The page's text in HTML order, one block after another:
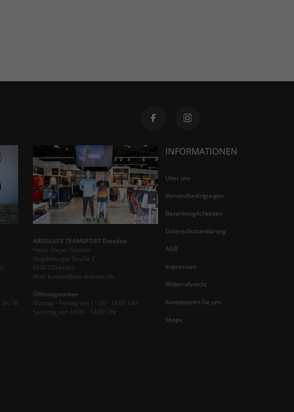
18
ABSOLUTE TEAMSPORT Dresden
Heinz-Steyer-Stadion
Magdeburger Straße 2
01067 Dresden
Mail: kontakt@ats-dresden.de
Öffnungszeiten
Montag - Freitag von 11:00 - 19:00 Uhr
Samstag von 10:00 - 14:00 Uhr
INFORMATIONEN
Über uns
Versandbedingungen
Bezahlmöglichkeiten
Datenschutzerklärung
AGB
Impressum
Widerrufsrecht
Kontaktieren Sie uns
Shops